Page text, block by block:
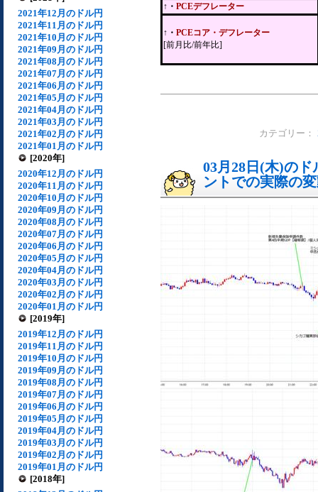
2021年12月のドル円
2021年11月のドル円
2021年10月のドル円
2021年09月のドル円
2021年08月のドル円
2021年07月のドル円
2021年06月のドル円
2021年05月のドル円
2021年04月のドル円
2021年03月のドル円
2021年02月のドル円
2021年01月のドル円
[2020年]
2020年12月のドル円
2020年11月のドル円
2020年10月のドル円
2020年09月のドル円
2020年08月のドル円
2020年07月のドル円
2020年06月のドル円
2020年05月のドル円
2020年04月のドル円
2020年03月のドル円
2020年02月のドル円
2020年01月のドル円
[2019年]
2019年12月のドル円
2019年11月のドル円
2019年10月のドル円
2019年09月のドル円
2019年08月のドル円
2019年07月のドル円
2019年06月のドル円
2019年05月のドル円
2019年04月のドル円
2019年03月のドル円
2019年02月のドル円
2019年01月のドル円
[2018年]
↑・ PCEデフレーター
↑・ PCEコア・デフレーター
[前月比/前年比]
カテゴリー：
03月28日(木)の
ントでの実際の